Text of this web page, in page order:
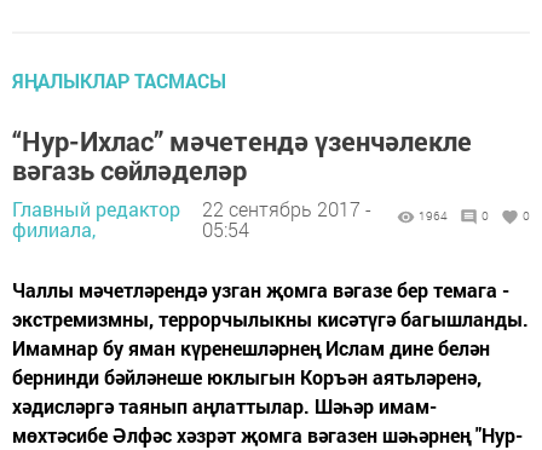
ЯҢАЛЫКЛАР ТАСМАСЫ
“Нур-Ихлас” мәчетендә үзенчәлекле
вәгазь сөйләделәр
Главный редактор
филиала,
22 сентябрь 2017 -
05:54
1964 0 0
Чаллы мәчетләрендә узган җомга вәгазе бер темага -
экстремизмны, террорчылыкны кисәтүгә багышланды.
Имамнар бу яман күренешләрнең Ислам дине белән
бернинди бәйләнеше юклыгын Коръән аятьләренә,
хәдисләргә таянып аңлаттылар. Шәһәр имам-
мөхтәсибе Әлфәс хәзрәт җомга вәгазен шәһәрнең "Нур-